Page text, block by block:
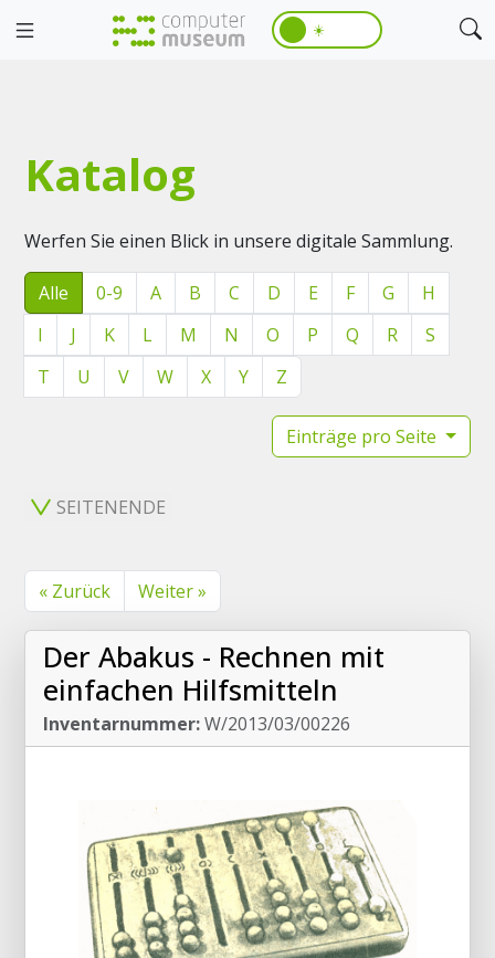
☀️
Katalog
Werfen Sie einen Blick in unsere digitale Sammlung.
Alle 0-9 A B C D E F G
H
I
J K L M N O P Q R
S
T
U V W X Y Z
Einträge pro Seite
SEITENENDE
« Zurück Weiter »
Der Abakus - Rechnen mit
einfachen Hilfsmitteln
Inventarnummer:W/2013/03/00226